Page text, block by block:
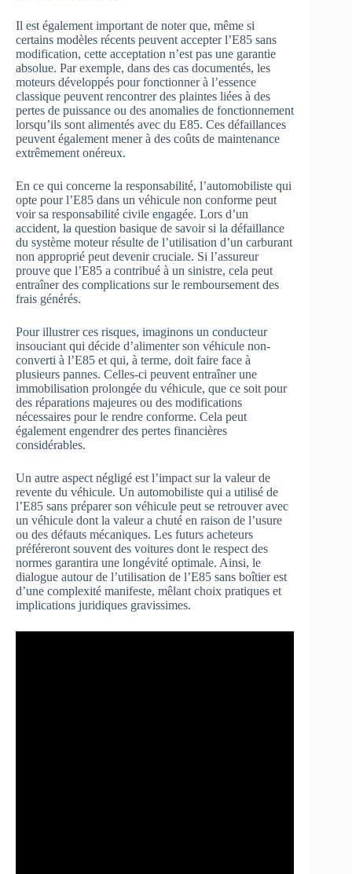
Il est également important de noter que, même si
certains modèles récents peuvent accepter l’E85 sans
modification, cette acceptation n’est pas une garantie
absolue. Par exemple, dans des cas documentés, les
moteurs développés pour fonctionner à l’essence
classique peuvent rencontrer des plaintes liées à des
pertes de puissance ou des anomalies de fonctionnement
lorsqu’ils sont alimentés avec du E85. Ces défaillances
peuvent également mener à des coûts de maintenance
extrêmement onéreux.
En ce qui concerne la responsabilité, l’automobiliste qui
opte pour l’E85 dans un véhicule non conforme peut
voir sa responsabilité civile engagée. Lors d’un
accident, la question basique de savoir si la défaillance
du système moteur résulte de l’utilisation d’un carburant
non approprié peut devenir cruciale. Si l’assureur
prouve que l’E85 a contribué à un sinistre, cela peut
entraîner des complications sur le remboursement des
frais générés.
Pour illustrer ces risques, imaginons un conducteur
insouciant qui décide d’alimenter son véhicule non-
converti à l’E85 et qui, à terme, doit faire face à
plusieurs pannes. Celles-ci peuvent entraîner une
immobilisation prolongée du véhicule, que ce soit pour
des réparations majeures ou des modifications
nécessaires pour le rendre conforme. Cela peut
également engendrer des pertes financières
considérables.
Un autre aspect négligé est l’impact sur la valeur de
revente du véhicule. Un automobiliste qui a utilisé de
l’E85 sans préparer son véhicule peut se retrouver avec
un véhicule dont la valeur a chuté en raison de l’usure
ou des défauts mécaniques. Les futurs acheteurs
préféreront souvent des voitures dont le respect des
normes garantira une longévité optimale. Ainsi, le
dialogue autour de l’utilisation de l’E85 sans boîtier est
d’une complexité manifeste, mêlant choix pratiques et
implications juridiques gravissimes.